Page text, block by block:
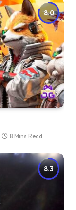
8.0
8 Mins Read
8.3